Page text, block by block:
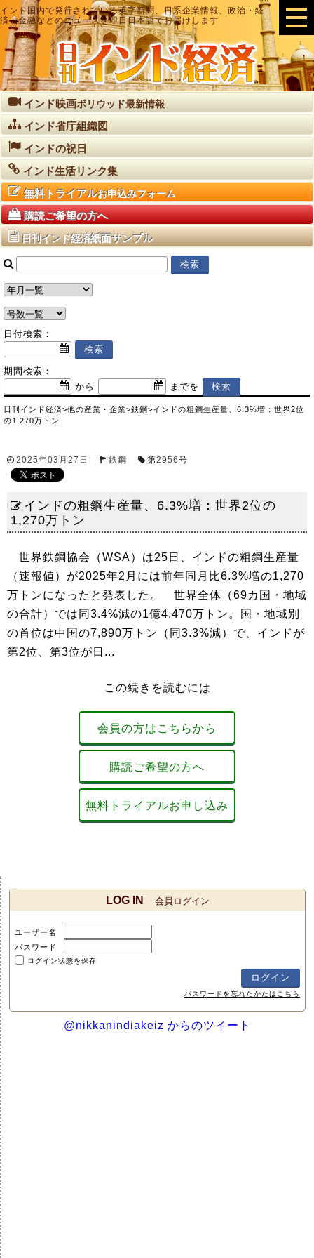
インド国内で発行されている英字新聞、日系企業情報、政治・経
済・金融などのニュースを即日日本語でお届けします
インド映画ボリウッド最新情報
インド省庁組織図
インドの祝日
インド生活リンク集
無料トライアルお申込みフォーム
購読ご希望の方へ
日刊インド経済紙面サンプル
日付検索：
期間検索：
から
までを
日刊インド経済>他の産業・企業>鉄鋼>インドの粗鋼生産量、6.3%増：世界2位
の1,270万トン
2025年03月27日 鉄鋼 第2956号
インドの粗鋼生産量、6.3%増：世界2位の
1,270万トン
世界鉄鋼協会（WSA）は25日、インドの粗鋼生産量
（速報値）が2025年2月には前年同月比6.3%増の1,270
万トンになったと発表した。 世界全体（69カ国・地域
の合計）では同3.4%減の1億4,470万トン。国・地域別
の首位は中国の7,890万トン（同3.3%減）で、インドが
第2位、第3位が日...
この続きを読むには
会員の方はこちらから
購読ご希望の方へ
無料トライアルお申し込み
LOG IN 会員ログイン
ユーザー名
パスワード
ログイン状態を保存
パスワードを忘れたかたはこちら
@nikkanindiakeiz からのツイート